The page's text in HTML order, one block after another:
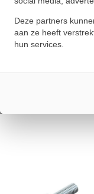
Deze partners
aan ze heeft
hun services.